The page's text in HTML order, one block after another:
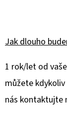
Jak dlouho
1 rok/let od
můžete
nás kontaktujte